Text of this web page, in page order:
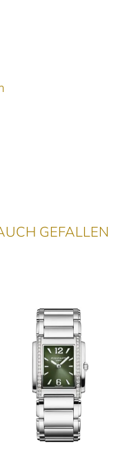
GEFALLEN